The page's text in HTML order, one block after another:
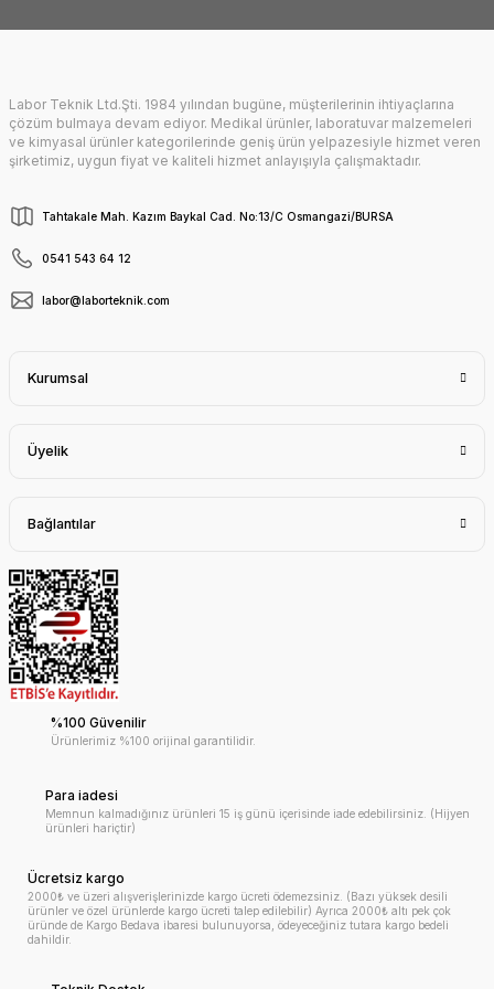
Labor Teknik Ltd.Şti. 1984 yılından bugüne, müşterilerinin ihtiyaçlarına
çözüm bulmaya devam ediyor. Medikal ürünler, laboratuvar malzemeleri
ve kimyasal ürünler kategorilerinde geniş ürün yelpazesiyle hizmet veren
şirketimiz, uygun fiyat ve kaliteli hizmet anlayışıyla çalışmaktadır.
Tahtakale Mah. Kazım Baykal Cad. No:13/C Osmangazi/BURSA
0541 543 64 12
labor@laborteknik.com
Kurumsal
Üyelik
Bağlantılar
%100 Güvenilir
Ürünlerimiz %100 orijinal garantilidir.
Para iadesi
Memnun kalmadığınız ürünleri 15 iş günü içerisinde iade edebilirsiniz. (Hijyen
ürünleri hariçtir)
Ücretsiz kargo
2000₺ ve üzeri alışverişlerinizde kargo ücreti ödemezsiniz. (Bazı yüksek desili
ürünler ve özel ürünlerde kargo ücreti talep edilebilir) Ayrıca 2000₺ altı pek çok
üründe de Kargo Bedava ibaresi bulunuyorsa, ödeyeceğiniz tutara kargo bedeli
dahildir.